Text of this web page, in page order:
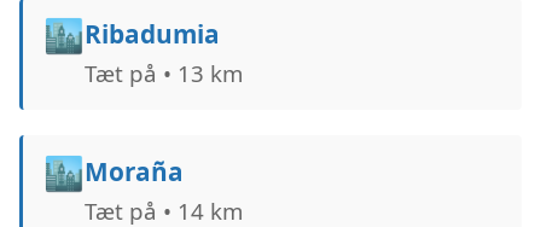
🏙️Ribadumia
Tæt på • 13 km
🏙️Moraña
Tæt på • 14 km